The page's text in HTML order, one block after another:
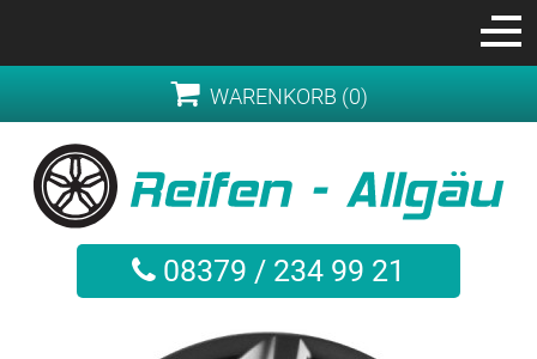
WARENKORB (0)
08379 / 234 99 21